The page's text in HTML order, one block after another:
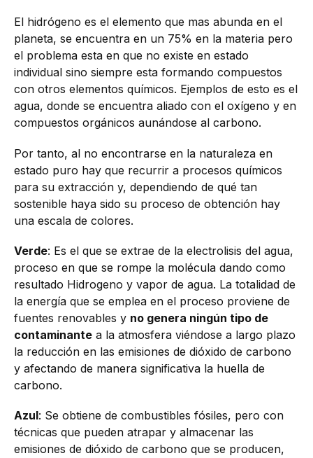
El hidrógeno es el elemento que mas abunda en el
planeta, se encuentra en un 75% en la materia pero
el problema esta en que no existe en estado
individual sino siempre esta formando compuestos
con otros elementos químicos. Ejemplos de esto es el
agua, donde se encuentra aliado con el oxígeno y en
compuestos orgánicos aunándose al carbono.
Por tanto, al no encontrarse en la naturaleza en
estado puro hay que recurrir a procesos químicos
para su extracción y, dependiendo de qué tan
sostenible haya sido su proceso de obtención hay
una escala de colores.
Verde: Es el que se extrae de la electrolisis del agua,
proceso en que se rompe la molécula dando como
resultado Hidrogeno y vapor de agua. La totalidad de
la energía que se emplea en el proceso proviene de
fuentes renovables y no genera ningún tipo de
contaminante a la atmosfera viéndose a largo plazo
la reducción en las emisiones de dióxido de carbono
y afectando de manera significativa la huella de
carbono.
Azul: Se obtiene de combustibles fósiles, pero con
técnicas que pueden atrapar y almacenar las
emisiones de dióxido de carbono que se producen,